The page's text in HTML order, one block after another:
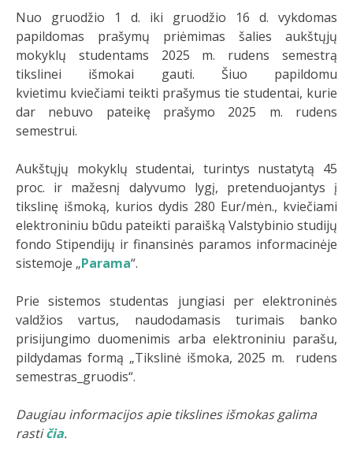
Nuo gruodžio 1 d. iki gruodžio 16 d. vykdomas
papildomas prašymų priėmimas šalies aukštųjų
mokyklų studentams 2025 m. rudens semestrą
tikslinei išmokai gauti. Šiuo papildomu
kvietimu kviečiami teikti prašymus tie studentai, kurie
dar nebuvo pateikę prašymo 2025 m. rudens
semestrui.
Aukštųjų mokyklų studentai, turintys nustatytą 45
proc. ir mažesnį dalyvumo lygį, pretenduojantys į
tikslinę išmoką, kurios dydis 280 Eur/mėn., kviečiami
elektroniniu būdu pateikti paraišką Valstybinio studijų
fondo Stipendijų ir finansinės paramos informacinėje
sistemoje „Parama“.
Prie sistemos studentas jungiasi per elektroninės
valdžios vartus, naudodamasis turimais banko
prisijungimo duomenimis arba elektroniniu parašu,
pildydamas formą „Tikslinė išmoka, 2025 m. rudens
semestras_gruodis“.
Daugiau informacijos apie tikslines išmokas galima
rastičia.